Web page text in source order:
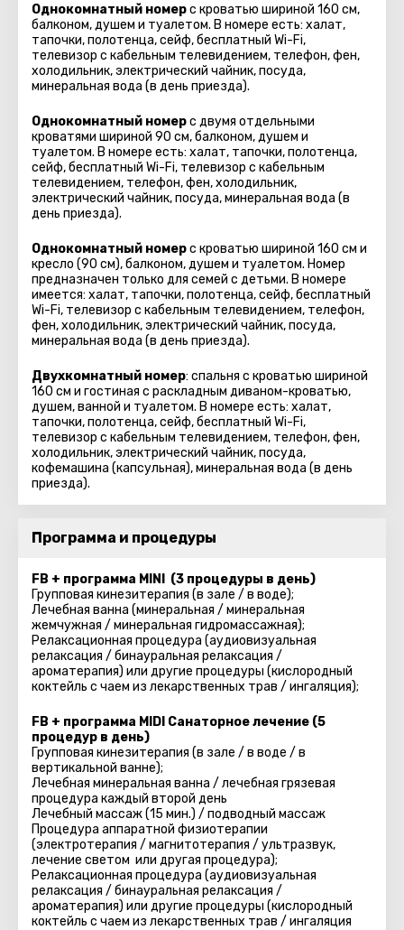
Однокомнатный номерс кроватью шириной 160 см,
балконом, душем и туалетом. В номере есть: халат,
тапочки, полотенца, сейф, бесплатный Wi-Fi,
телевизор с кабельным телевидением, телефон, фен,
холодильник, электрический чайник, посуда,
минеральная вода (в день приезда).
Однокомнатный номерс двумя отдельными
кроватями шириной 90 см, балконом, душем и
туалетом. В номере есть: халат, тапочки, полотенца,
сейф, бесплатный Wi-Fi, телевизор с кабельным
телевидением, телефон, фен, холодильник,
электрический чайник, посуда, минеральная вода (в
день приезда).
Однокомнатный номерс кроватью шириной 160 см и
кресло (90 см), балконом, душем и туалетом. Номер
предназначен только для семей с детьми. В номере
имеется: халат, тапочки, полотенца, сейф, бесплатный
Wi-Fi, телевизор с кабельным телевидением, телефон,
фен, холодильник, электрический чайник, посуда,
минеральная вода (в день приезда).
Двухкомнатный номер: спальня с кроватью шириной
160 см и гостиная с раскладным диваном-кроватью,
душем, ванной и туалетом. В номере есть: халат,
тапочки, полотенца, сейф, бесплатный Wi-Fi,
телевизор с кабельным телевидением, телефон, фен,
холодильник, электрический чайник, посуда,
кофемашина (капсульная), минеральная вода (в день
приезда).
Программа и процедуры
FB + программа MINI (3 процедуры в день)
Групповая кинезитерапия (в зале / в воде);
Лечебная ванна (минеральная / минеральная
жемчужная / минеральная гидромассажная);
Релаксационная процедура (аудиовизуальная
релаксация / бинауральная релаксация /
ароматерапия) или другие процедуры (кислородный
коктейль с чаем из лекарственных трав / ингаляция);
FB + программа MIDI Санаторное лечение (5
процедур в день)
Групповая кинезитерапия (в зале / в воде / в
вертикальной ванне);
Лечебная минеральная ванна / лечебная грязевая
процедура каждый второй день
Лечебный массаж (15 мин.) / подводный массаж
Процедура аппаратной физиотерапии
(электротерапия / магнитотерапия / ультразвук,
лечение светом или другая процедура);
Релаксационная процедура (аудиовизуальная
релаксация / бинауральная релаксация /
ароматерапия) или другие процедуры (кислородный
коктейль с чаем из лекарственных трав / ингаляция